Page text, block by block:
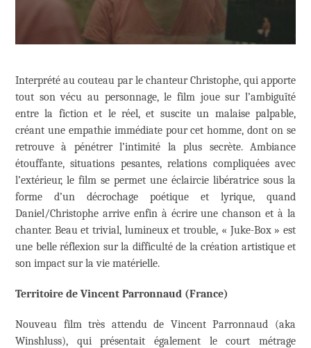
Interprété au couteau par le chanteur Christophe, qui apporte
tout son vécu au personnage, le film joue sur l’ambiguïté
entre la fiction et le réel, et suscite un malaise palpable,
créant une empathie immédiate pour cet homme, dont on se
retrouve à pénétrer l’intimité la plus secrète. Ambiance
étouffante, situations pesantes, relations compliquées avec
l’extérieur, le film se permet une éclaircie libératrice sous la
forme d’un décrochage poétique et lyrique, quand
Daniel/Christophe arrive enfin à écrire une chanson et à la
chanter. Beau et trivial, lumineux et trouble, « Juke-Box » est
une belle réflexion sur la difficulté de la création artistique et
son impact sur la vie matérielle.
Territoire de Vincent Parronnaud (France)
Nouveau film très attendu de Vincent Parronnaud (aka
Winshluss), qui présentait également le court métrage